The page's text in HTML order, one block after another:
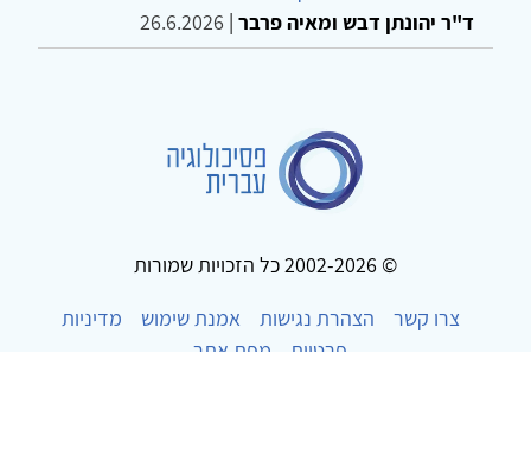
ד"ר יהונתן דבש ומאיה פרבר |
26.6.2026
© 2002-2026 כל הזכויות שמורות
צרו קשר
הצהרת נגישות אמנת שימוש
מדיניות
פרטיות
מפת אתר